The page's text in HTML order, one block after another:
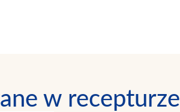
w recepturze